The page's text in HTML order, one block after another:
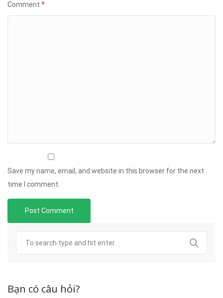
Comment *
Save my name, email, and website in this browser for the next
time I comment.
Bạn có câu hỏi?